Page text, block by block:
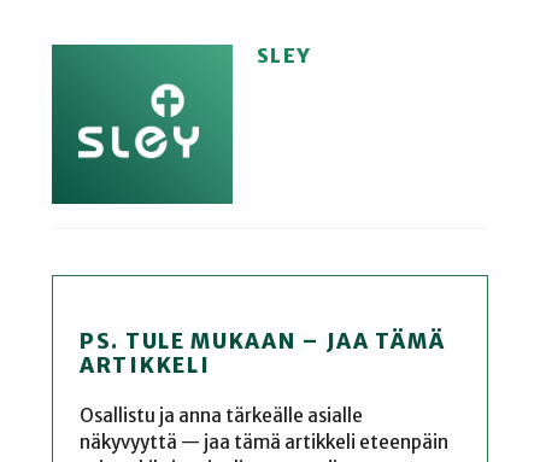
SLEY
PS. TULE MUKAAN – JAA TÄMÄ
ARTIKKELI
Osallistu ja anna tärkeälle asialle
näkyvyyttä — jaa tämä artikkeli eteenpäin